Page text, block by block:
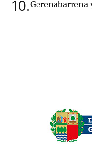
10 Gerenabarrena